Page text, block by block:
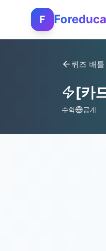
F
퀴즈 배
[카
수학 공개